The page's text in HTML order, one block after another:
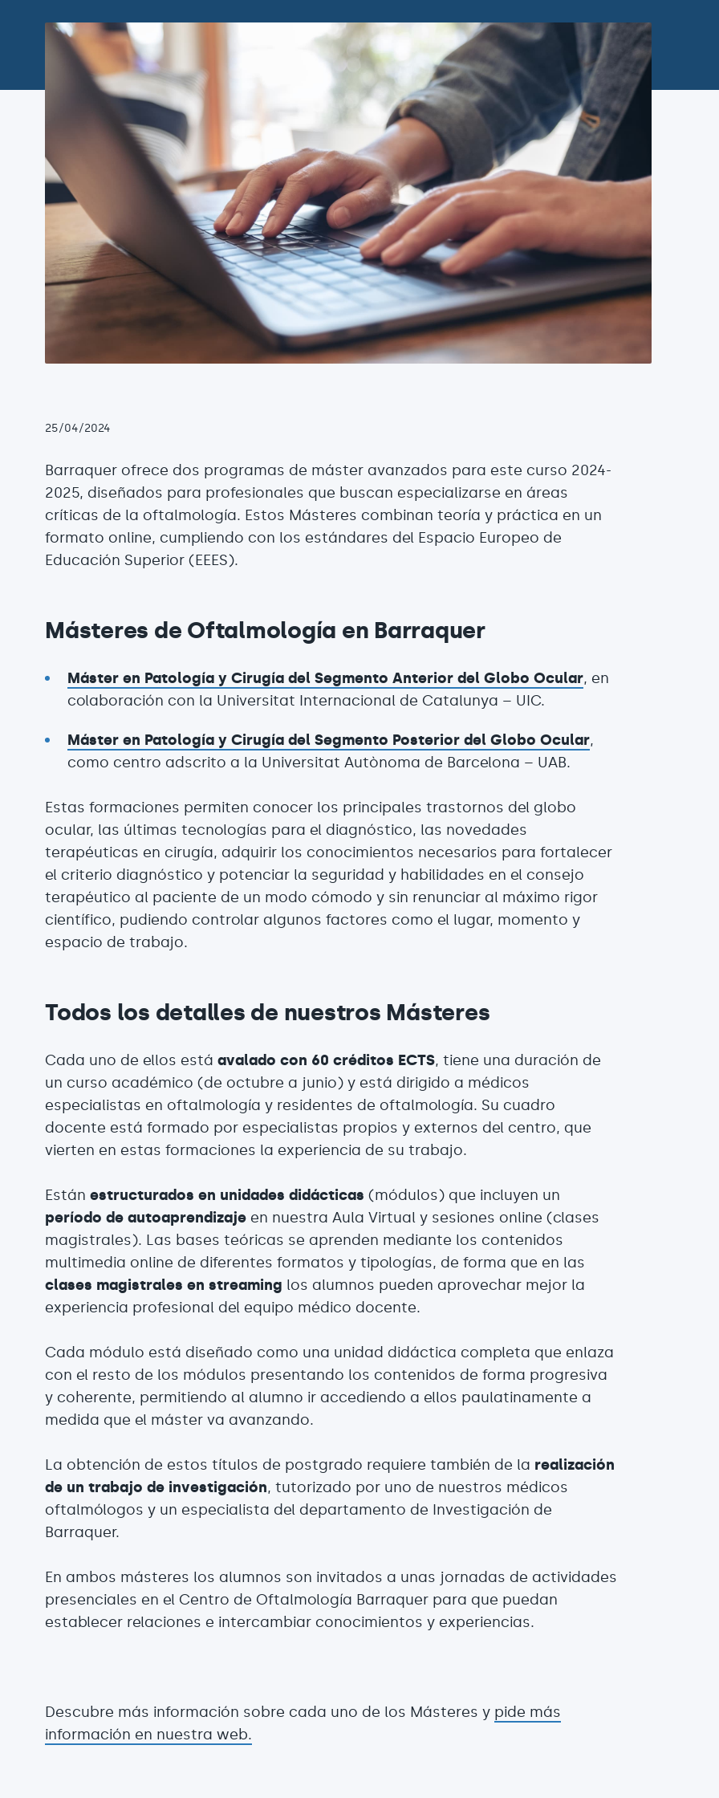
25/04/2024
Barraquer ofrece dos programas de máster avanzados para este curso 2024-
2025, diseñados para profesionales que buscan especializarse en áreas
críticas de la oftalmología. Estos Másteres combinan teoría y práctica en un
formato online, cumpliendo con los estándares del Espacio Europeo de
Educación Superior (EEES).
Másteres de Oftalmología en Barraquer
Máster en Patología y Cirugía del Segmento Anterior del Globo Ocular, en
colaboración con la Universitat Internacional de Catalunya – UIC.
Máster en Patología y Cirugía del Segmento Posterior del Globo Ocular,
como centro adscrito a la Universitat Autònoma de Barcelona – UAB.
Estas formaciones permiten conocer los principales trastornos del globo
ocular, las últimas tecnologías para el diagnóstico, las novedades
terapéuticas en cirugía, adquirir los conocimientos necesarios para fortalecer
el criterio diagnóstico y potenciar la seguridad y habilidades en el consejo
terapéutico al paciente de un modo cómodo y sin renunciar al máximo rigor
científico, pudiendo controlar algunos factores como el lugar, momento y
espacio de trabajo.
Todos los detalles de nuestros Másteres
Cada uno de ellos estáavalado con 60 créditos ECTS, tiene una duración de
un curso académico (de octubre a junio) y está dirigido a médicos
especialistas en oftalmología y residentes de oftalmología. Su cuadro
docente está formado por especialistas propios y externos del centro, que
vierten en estas formaciones la experiencia de su trabajo.
Estánestructurados en unidades didácticas (módulos) que incluyen un
período de autoaprendizaje en nuestra Aula Virtual y sesiones online (clases
magistrales). Las bases teóricas se aprenden mediante los contenidos
multimedia online de diferentes formatos y tipologías, de forma que en las
clases magistrales en streaming los alumnos pueden aprovechar mejor la
experiencia profesional del equipo médico docente.
Cada módulo está diseñado como una unidad didáctica completa que enlaza
con el resto de los módulos presentando los contenidos de forma progresiva
y coherente, permitiendo al alumno ir accediendo a ellos paulatinamente a
medida que el máster va avanzando.
La obtención de estos títulos de postgrado requiere también de la realización
de un trabajo de investigación, tutorizado por uno de nuestros médicos
oftalmólogos y un especialista del departamento de Investigación de
Barraquer.
En ambos másteres los alumnos son invitados a unas jornadas de actividades
presenciales en el Centro de Oftalmología Barraquer para que puedan
establecer relaciones e intercambiar conocimientos y experiencias.
Descubre más información sobre cada uno de los Másteres y pide más
información en nuestra web.